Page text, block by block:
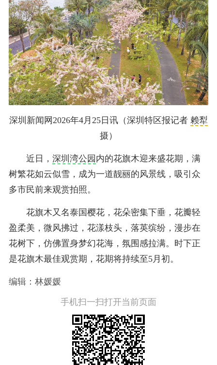
深圳新闻网2026年4月25日讯（深圳特区报记者 赖犁
摄）
近日， 深圳湾公园 内的花旗木迎来盛花期，满
树繁花如云似雪，成为一道靓丽的风景线，吸引众
多市民前来观赏拍照。
花旗木又名泰国樱花，花朵密集下垂，花瓣轻
盈柔美，微风拂过，花漾枝头，落英缤纷，漫步在
花树下，仿佛置身梦幻花海，氛围感拉满。时下正
是花旗木最佳观赏期，花期将持续至5月初。
编辑：林媛媛
手机扫一扫打开当前页面